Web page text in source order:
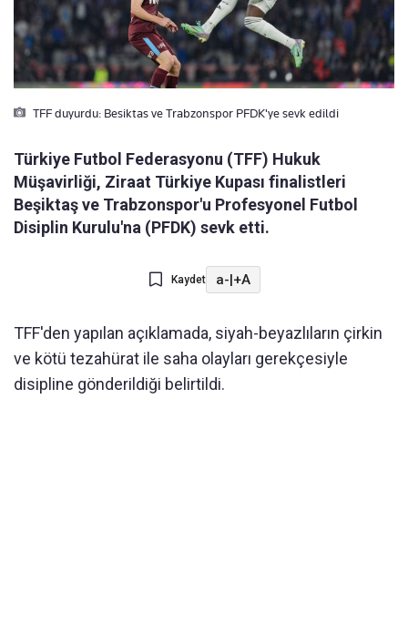
TFF duyurdu: Besiktas ve Trabzonspor PFDK'ye sevk edildi
Türkiye Futbol Federasyonu (TFF) Hukuk
Müşavirliği, Ziraat Türkiye Kupası finalistleri
Beşiktaş ve Trabzonspor'u Profesyonel Futbol
Disiplin Kurulu'na (PFDK) sevk etti.
Kaydet a-|+A
TFF'den yapılan açıklamada, siyah-beyazlıların çirkin
ve kötü tezahürat ile saha olayları gerekçesiyle
disipline gönderildiği belirtildi.